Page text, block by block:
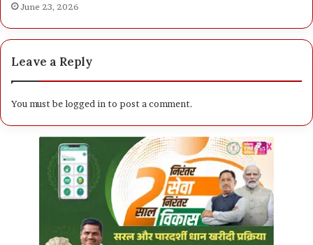
June 23, 2026
Leave a Reply
You must belogged into post a comment.